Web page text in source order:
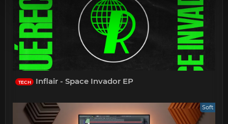
TECH Inflair - Space Invador EP
Soft